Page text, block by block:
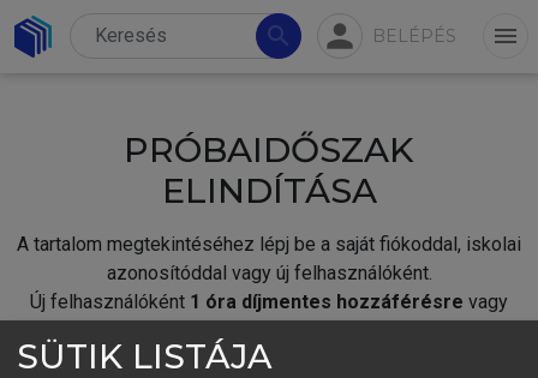
search person BELÉPÉS menu
PRÓBAIDŐSZAK
ELINDÍTÁSA
A tartalom megtekintéséhez lépj be a saját fiókoddal, iskolai
azonosítóddal vagy új felhasználóként.
Új felhasználóként 1 óra díjmentes hozzáférésre vagy
SÜTIK LISTÁJA